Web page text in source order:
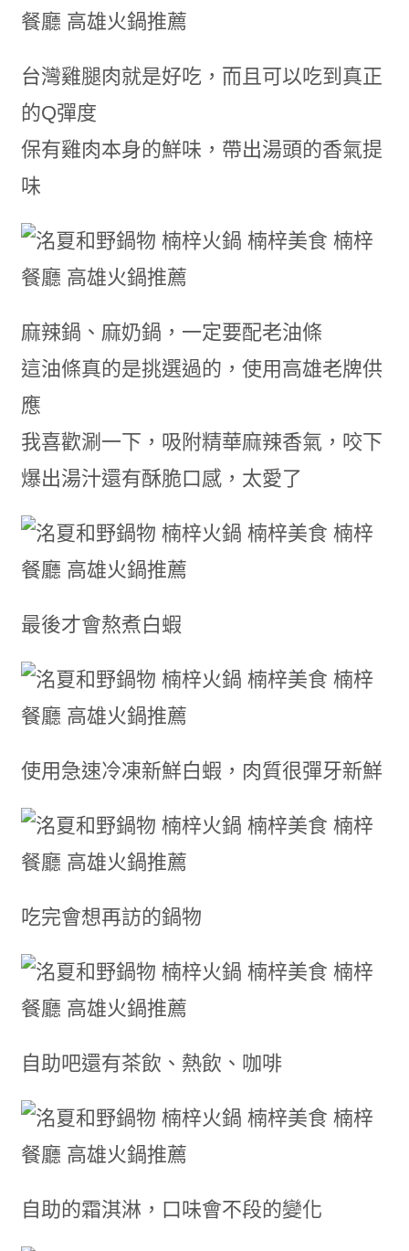
台灣雞腿肉就是好吃，而且可以吃到真正
的Q彈度
保有雞肉本身的鮮味，帶出湯頭的香氣提
味
麻辣鍋、麻奶鍋，一定要配老油條
這油條真的是挑選過的，使用高雄老牌供
應
我喜歡涮一下，吸附精華麻辣香氣，咬下
爆出湯汁還有酥脆口感，太愛了
最後才會熬煮白蝦
使用急速冷凍新鮮白蝦，肉質很彈牙新鮮
吃完會想再訪的鍋物
自助吧還有茶飲、熱飲、咖啡
自助的霜淇淋，口味會不段的變化